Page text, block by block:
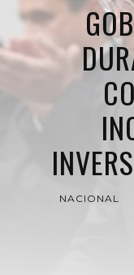
NACIONAL